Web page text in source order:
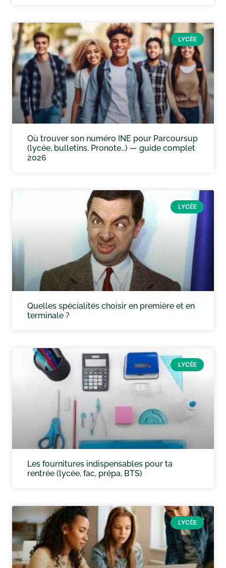
LYCÉE
Où trouver son numéro INE pour Parcoursup
(lycée, bulletins, Pronote…) — guide complet
2026
LYCÉE
Quelles spécialités choisir en première et en
terminale ?
LYCÉE
Les fournitures indispensables pour ta
rentrée (lycée, fac, prépa, BTS)
LYCÉE